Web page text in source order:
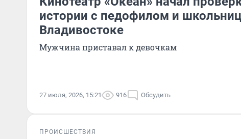
истории с педофилом и
Владивостоке
Мужчина приставал к девочкам
27 июля, 2026, 15:21 916 Обсудить
ПРОИСШЕСТВИЯ